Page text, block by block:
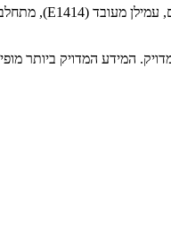
המידע המדויק ביותר